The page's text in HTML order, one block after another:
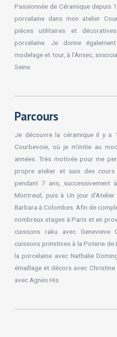
Passionnée de Céramique depuis
porcelaine dans mon atelier
pièces utilitaires et
porcelaine. Je donne
modelage et tour, à l’Ansec,
Seine.
Parcours
Je découvre la céramique il y a
Courbevoie, où je m’initie au
années. Très motivée pour me
propre atelier et suis des
pendant 7 ans, successivement
Montreuil, puis à Un jour
Barbara à Colombes. Afin de
nombreux stages à Paris et en
cuissons raku avec Genevieve
cuissons primitives à la Poterie de
la porcelaine avec Nathalie
émaillage et décors avec
avec Agnès His.